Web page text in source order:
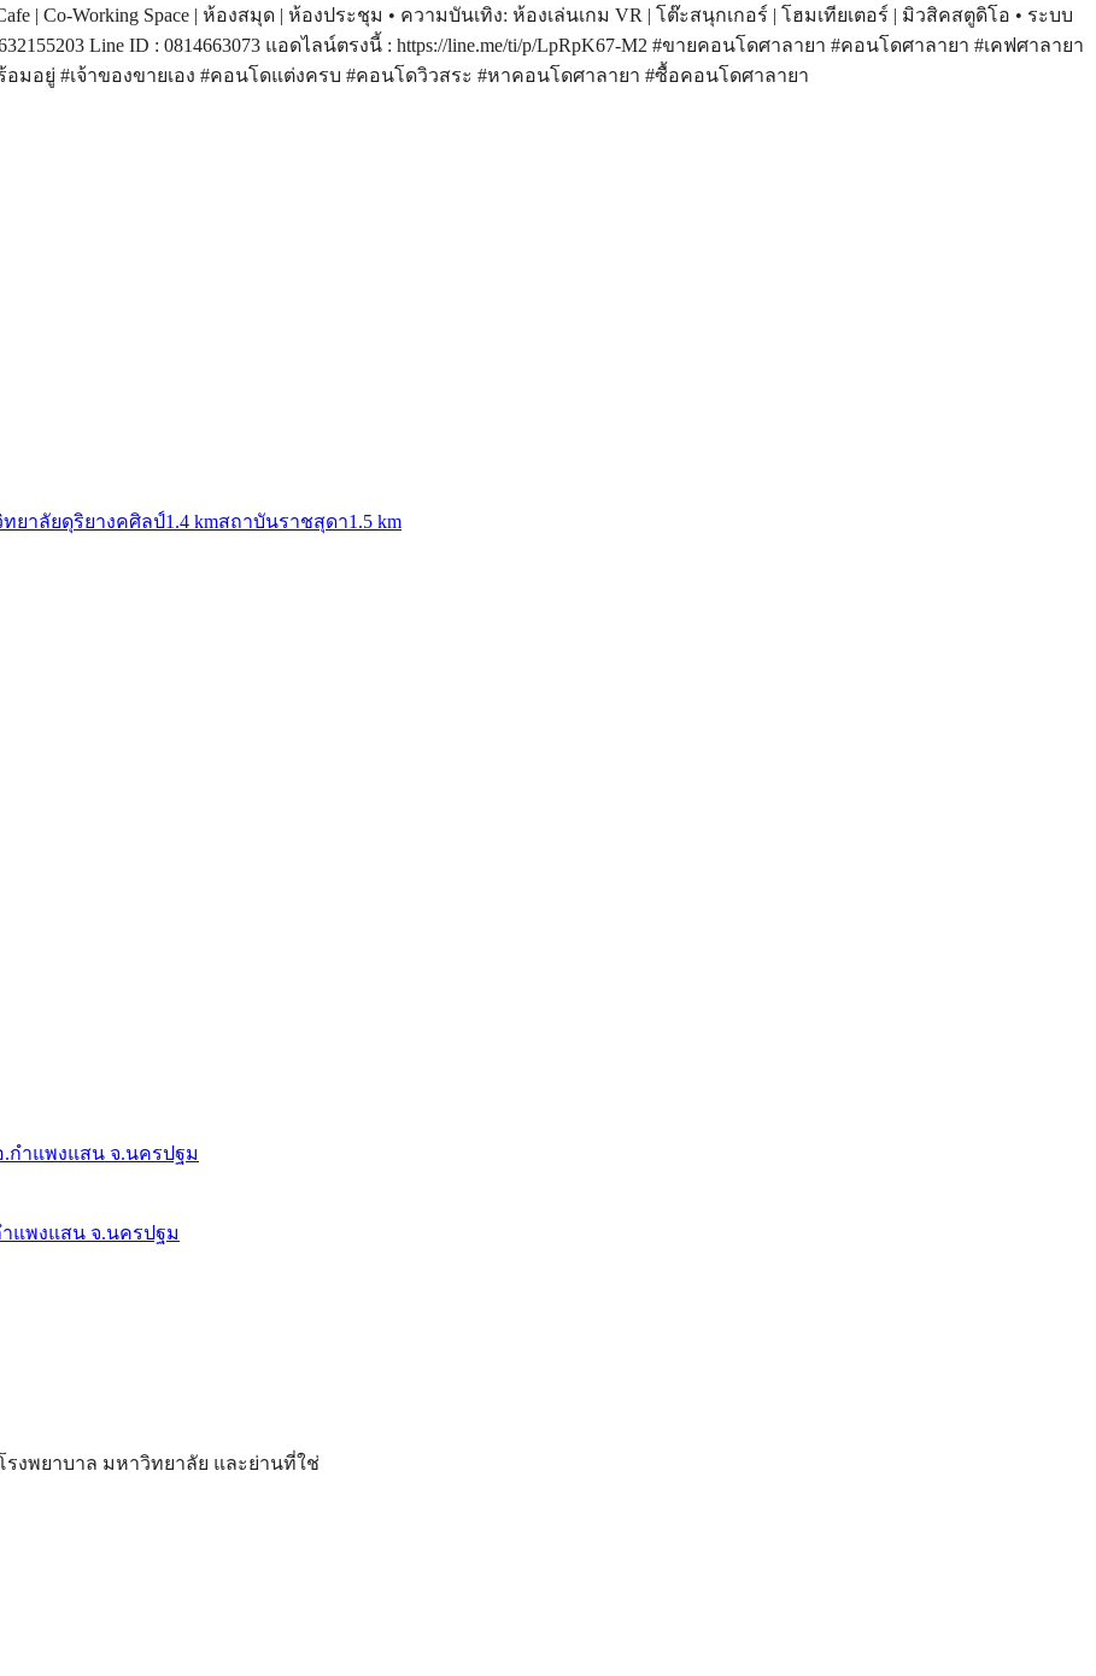
| Co-Working Space | ห้องสมุด | ห้องประชุม • ความบันเทิง: ห้องเล่นเกม VR | โต๊ะสนุกเกอร์ | โฮมเทียเตอร์ | มิวสิคสตูดิโอ • ระบบ
Line ID : 0814663073 แอดไลน์ตรงนี้ : https://line.me/ti/p/LpRpK67-M2 #ขายคอนโดศาลายา #คอนโดศาลายา #เคฟศาลายา
ร้อมอยู่ #เจ้าของขายเอง #คอนโดแต่งครบ #คอนโดวิวสระ #หาคอนโดศาลายา #ซื้อคอนโดศาลายา
ทยาลัยดุริยางคศิลป์1.4 kmสถาบันราชสุดา1.5 km
แพงแสน จ.นครปฐม
งพยาบาล มหาวิทยาลัย และย่านที่ใช่